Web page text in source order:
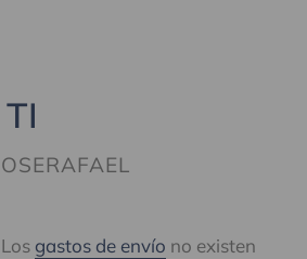
gastos de envío no existen